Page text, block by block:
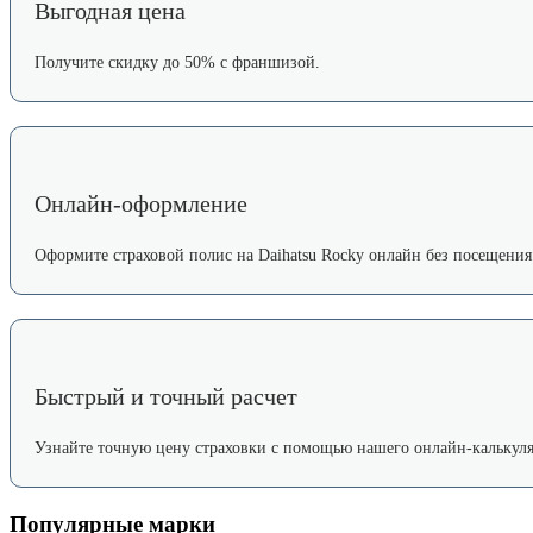
Выгодная цена
Получите скидку до 50% с франшизой.
Онлайн-оформление
Оформите страховой полис на Daihatsu Rocky онлайн без посещения
Быстрый и точный расчет
Узнайте точную цену страховки с помощью нашего онлайн-
Популярные марки